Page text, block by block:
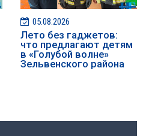
05.08.2026
Лето без гаджетов:
что предлагают детям
в «Голубой волне»
Зельвенского района